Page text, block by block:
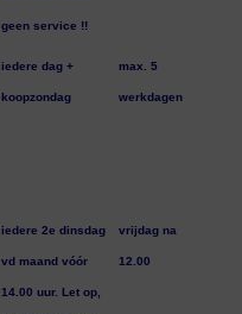
geen service !!
iedere dag +
koopzondag
max. 5
werkdagen
iedere 2e dinsdag
vd maand vóór
14.00 uur. Let op,
vrijdag na
12.00